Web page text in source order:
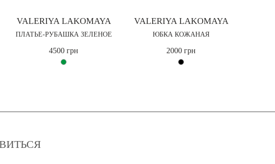
VALERIYA LAKOMAYA
ПЛАТЬЕ-РУБАШКА ЗЕЛЕНОЕ
4500 грн
VALERIYA LAKOMAYA
ЮБКА КОЖАНАЯ
2000 грн